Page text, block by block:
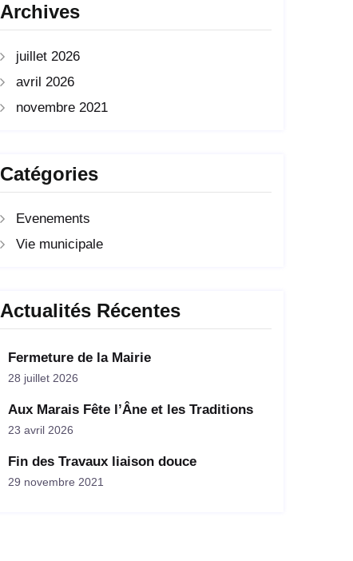
Archives
juillet 2026
avril 2026
novembre 2021
Catégories
Evenements
Vie municipale
Actualités Récentes
Fermeture de la Mairie
28 juillet 2026
Aux Marais Fête l’Âne et les Traditions
23 avril 2026
Fin des Travaux liaison douce
29 novembre 2021